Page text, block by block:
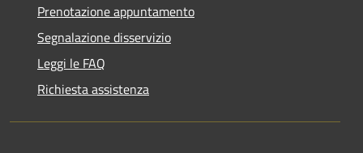
Prenotazione appuntamento
Segnalazione disservizio
Leggi le FAQ
Richiesta assistenza